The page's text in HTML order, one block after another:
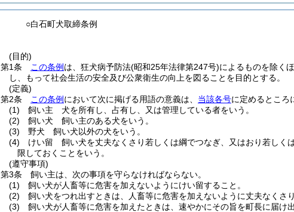
○白石町犬取締条例
(目的)
第1条
この条例 は、狂犬病予防法(昭和25年法律第247号)によるものを除く
し、もって社会生活の安全及び公衆衛生の向上を図ることを目的とする。
(定義)
第2条
この条例 において次に掲げる用語の意義は、 当該各号に定めるところ
(1)
飼い主 犬を所有し、占有し、又は管理している者をいう。
(2)
飼い犬 飼い主のある犬をいう。
(3)
野犬 飼い犬以外の犬をいう。
(4)
けい留 飼い犬を丈夫なくさり若しくは綱でつなぎ、又はおり若しく
限しておくことをいう。
(遵守事項)
第3条
飼い主は、次の事項を守らなければならない。
(1)
飼い犬が人畜等に危害を加えないようにけい留すること。
(2)
飼い犬をつれ出すときは、人畜等に危害を加えないように丈夫なくさ
(3)
飼い犬が人畜等に危害を加えたときは、速やかにその旨を町長に届け出